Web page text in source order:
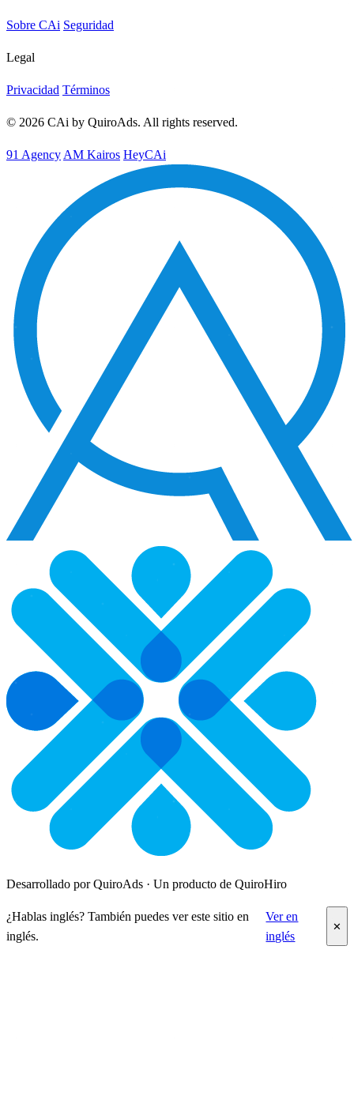
Sobre CAi Seguridad
Legal
Privacidad Términos
© 2026 CAi by QuiroAds. All rights reserved.
91 AgencyAM Kairos HeyCAi
Desarrollado por QuiroAds · Un producto de QuiroHiro
¿Hablas inglés? También puedes ver este sitio en
inglés.
Ver en
inglés
✕